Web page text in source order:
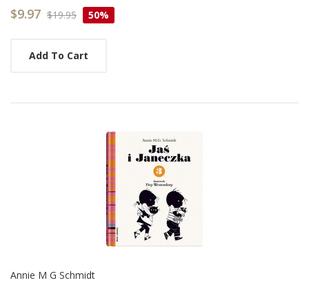
$9.97 $19.95 50%
Add To Cart
Annie M G Schmidt